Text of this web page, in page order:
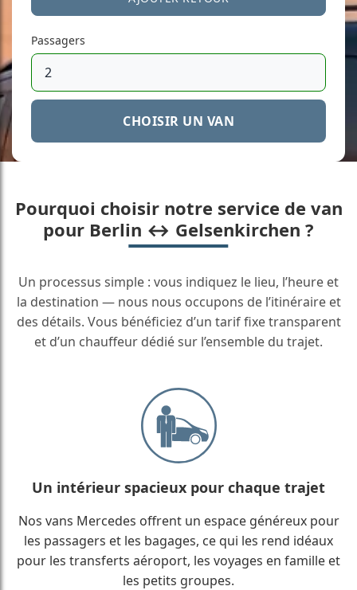
Passagers
CHOISIR UN VAN
Pourquoi choisir notre service de van
pour Berlin ↔ Gelsenkirchen ?
Un processus simple : vous indiquez le lieu, l’heure et
la destination — nous nous occupons de l’itinéraire et
des détails. Vous bénéficiez d’un tarif fixe transparent
et d’un chauffeur dédié sur l’ensemble du trajet.
Un intérieur spacieux pour chaque trajet
Nos vans Mercedes offrent un espace généreux pour
les passagers et les bagages, ce qui les rend idéaux
pour les transferts aéroport, les voyages en famille et
les petits groupes.